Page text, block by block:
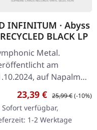
INFINITUM · Abyss
BLACK LP
Metal.
am
auf Napalm
Recyceltes
Vinyl im
Cover. Die
deutsche…
Verkaufspreis:
23,39 € Regulärer Preis:
25,99 €(-10%)
Sofort verfügbar,
1-2 Werktage